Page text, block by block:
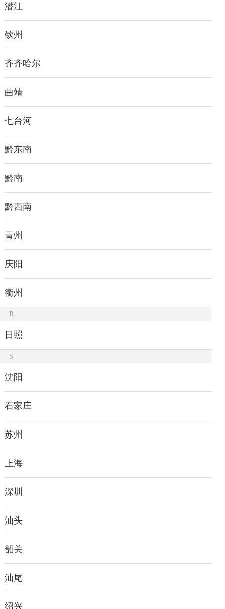
潜江
钦州
齐齐哈尔
曲靖
七台河
黔东南
黔南
黔西南
青州
庆阳
衢州
R
日照
S
沈阳
石家庄
苏州
上海
深圳
汕头
韶关
汕尾
绍兴